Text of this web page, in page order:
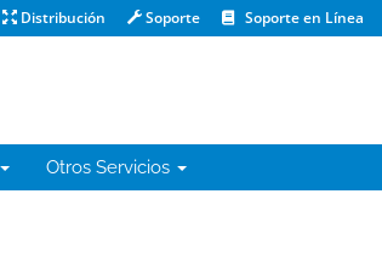
Distribución Soporte Soporte en Línea
Otros Servicios